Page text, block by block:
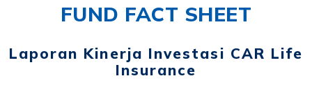
FUND FACT SHEET
Laporan Kinerja Investasi CAR Life
Insurance